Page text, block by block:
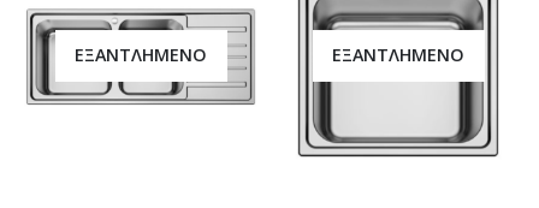
ΕΞΑΝΤΛΗΜΈΝΟ ΕΞΑΝΤΛΗΜΈΝΟ